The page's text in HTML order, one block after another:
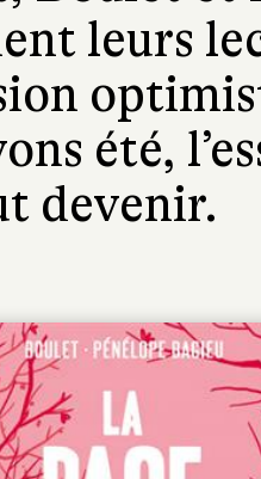
leurs
été,
devenir.